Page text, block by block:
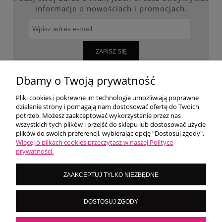
informacje o nowościach i promocjach.
ZAPISZ SIĘ
WARUNKI ZAKUPÓW
MOJE KONTO
O NAS
mazowieckie | NIP: 8222395546
Kontakt pn - pt: 8:00 - 16:00 |importmistewiczpartners@gmail.com
Dbamy o Twoją prywatność
Pliki cookies i pokrewne im technologie umożliwiają poprawne
działanie strony i pomagają nam dostosować ofertę do Twoich
potrzeb. Możesz zaakceptować wykorzystanie przez nas
wszystkich tych plików i przejść do sklepu lub dostosować użycie
plików do swoich preferencji, wybierając opcję "Dostosuj zgody".
Więcej o plikach cookies przeczytasz w naszej Polityce
prywatności.
ZAAKCEPTUJ TYLKO NIEZBĘDNE
DOSTOSUJ ZGODY